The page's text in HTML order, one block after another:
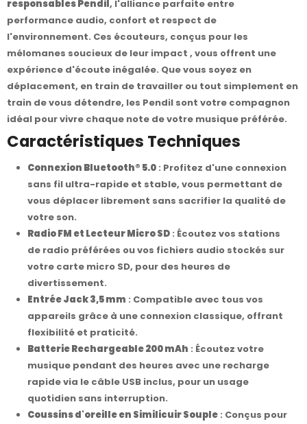
responsables Pendil, l'alliance parfaite entre
performance audio, confort et respect de
l'environnement. Ces écouteurs, conçus pour les
mélomanes soucieux de leur impact , vous offrent une
expérience d'écoute inégalée. Que vous soyez en
déplacement, en train de travailler ou tout simplement en
train de vous détendre, les Pendil sont votre compagnon
idéal pour vivre chaque note de votre musique préférée.
Caractéristiques Techniques
Connexion Bluetooth® 5.0 : Profitez d'une connexion
sans fil ultra-rapide et stable, vous permettant de
vous déplacer librement sans sacrifier la qualité de
votre son.
Radio FM et Lecteur Micro SD : Écoutez vos stations
de radio préférées ou vos fichiers audio stockés sur
votre carte micro SD, pour des heures de
divertissement.
Entrée Jack 3,5 mm : Compatible avec tous vos
appareils grâce à une connexion classique, offrant
flexibilité et praticité.
Batterie Rechargeable 200 mAh : Écoutez votre
musique pendant des heures avec une recharge
rapide via le câble USB inclus, pour un usage
quotidien sans interruption.
Coussins d'oreille en Similicuir Souple : Conçus pour